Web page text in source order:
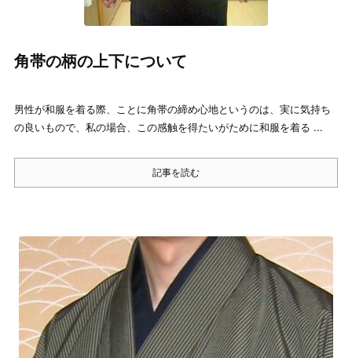
角帯の柄の上下について
男性が和服を着る際、ことに角帯の締め心地というのは、実に気持ち
の良いもので、私の場合、この感触を得たいがために和服を着る ...
記事を読む